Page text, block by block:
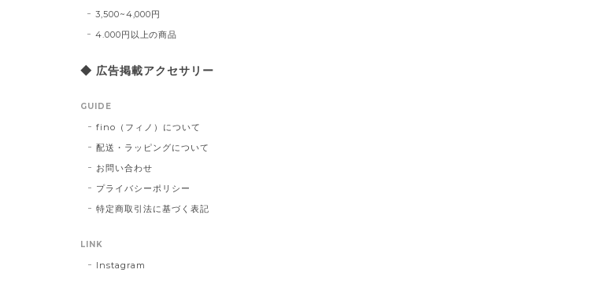
3,500~4,000円
4.000円以上の商品
◆ 広告掲載アクセサリー
GUIDE
fino（フィノ）について
配送・ラッピングについて
お問い合わせ
プライバシーポリシー
特定商取引法に基づく表記
LINK
Instagram